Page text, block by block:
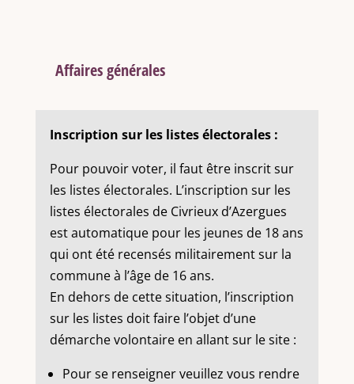
Affaires générales
Inscription sur les listes électorales :
Pour pouvoir voter, il faut être inscrit sur
les listes électorales. L’inscription sur les
listes électorales de Civrieux d’Azergues
est automatique pour les jeunes de 18 ans
qui ont été recensés militairement sur la
commune à l’âge de 16 ans.
En dehors de cette situation, l’inscription
sur les listes doit faire l’objet d’une
démarche volontaire en allant sur le site :
Pour se renseigner veuillez vous rendre